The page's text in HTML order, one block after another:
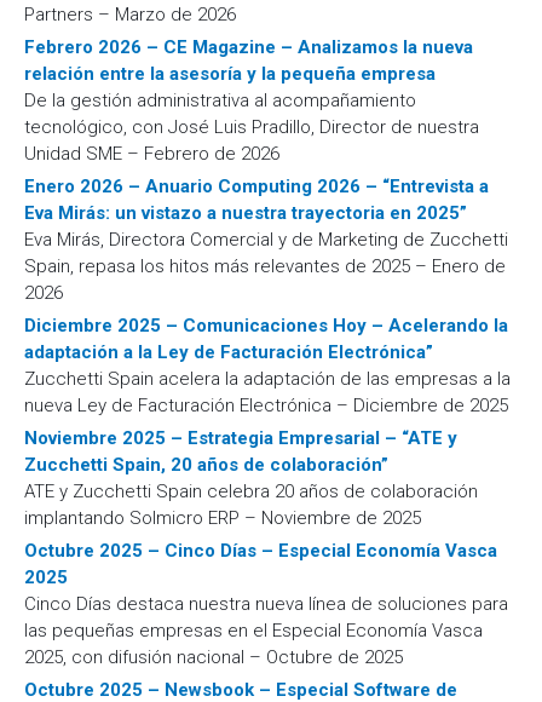
Partners – Marzo de 2026
Febrero 2026 – CE Magazine – Analizamos la nueva
relación entre la asesoría y la pequeña empresa
De la gestión administrativa al acompañamiento
tecnológico, con José Luis Pradillo, Director de nuestra
Unidad SME – Febrero de 2026
Enero 2026 – Anuario Computing 2026 – “Entrevista a
Eva Mirás: un vistazo a nuestra trayectoria en 2025”
Eva Mirás, Directora Comercial y de Marketing de Zucchetti
Spain, repasa los hitos más relevantes de 2025 – Enero de
2026
Diciembre 2025 – Comunicaciones Hoy – Acelerando la
adaptación a la Ley de Facturación Electrónica”
Zucchetti Spain acelera la adaptación de las empresas a la
nueva Ley de Facturación Electrónica – Diciembre de 2025
Noviembre 2025 – Estrategia Empresarial – “ATE y
Zucchetti Spain, 20 años de colaboración”
ATE y Zucchetti Spain celebra 20 años de colaboración
implantando Solmicro ERP – Noviembre de 2025
Octubre 2025 – Cinco Días – Especial Economía Vasca
2025
Cinco Días destaca nuestra nueva línea de soluciones para
las pequeñas empresas en el Especial Economía Vasca
2025, con difusión nacional – Octubre de 2025
Octubre 2025 – Newsbook – Especial Software de